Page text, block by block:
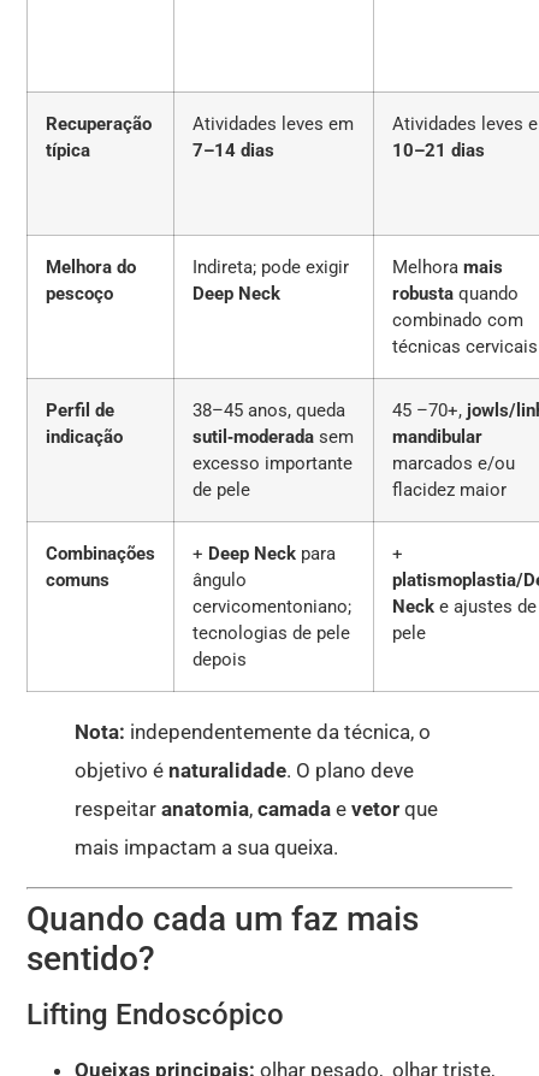
Recuperação
típica
Atividades leves em
7–14 dias
Atividades leves
10–21 dias
Melhora do
pescoço
Indireta; pode exigir
Deep Neck
Melhoramais
robusta quando
combinado com
técnicas cervicais
Perfil de
indicação
38–45 anos, queda
sutil‑moderada sem
excesso importante
de pele
45 –70+, jowls/
mandibular
marcados e/ou
flacidez maior
Combinações
comuns
+ Deep Neck para
ângulo
cervicomentoniano;
tecnologias de pele
depois
+
platismoplastia/
Neck e ajustes de
pele
Nota: independentemente da técnica, o
objetivo énaturalidade. O plano deve
respeitaranatomia,camada evetor que
mais impactam a sua queixa.
Quando cada um faz mais
sentido?
Lifting Endoscópico
Queixas principais: olhar pesado, olhar triste,